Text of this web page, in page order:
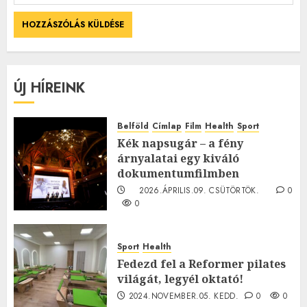
ÚJ HÍREINK
Belföld Címlap Film Health Sport
Kék napsugár – a fény
árnyalatai egy kiváló
dokumentumfilmben
2026.ÁPRILIS.09. CSÜTÖRTÖK.
0
0
Sport Health
Fedezd fel a Reformer pilates
világát, legyél oktató!
2024.NOVEMBER.05. KEDD. 0 0